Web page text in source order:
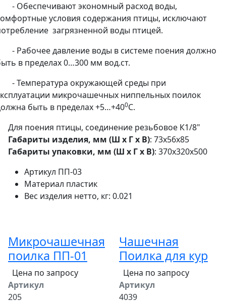
- Обеспечивают экономный расход воды,
условия содержания птицы, исключают
загрязненной воды птицей.
- Рабочее давление воды в системе поения должно
в пределах 0…300 мм вод.ст.
- Температура окружающей среды при
микрочашечных ниппельных поилок
быть в пределах +5…+400C.
Для поения птицы, соединение резьбовое К1/8"
Габариты изделия, мм (Ш х Г х В): 73х56х85
Габариты упаковки, мм (Ш х Г х В): 370х320х500
Артикул ПП-03
Материал пластик
Вес изделия нетто, кг: 0.021
Микрочашечная
поилка ПП-01
Цена по запросу
Артикул
205
Чашечная
Поилка для кур
Цена по запросу
Артикул
4039